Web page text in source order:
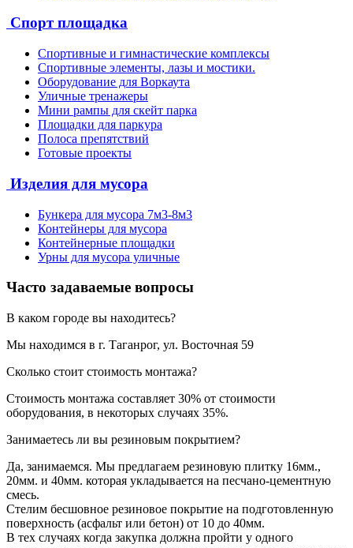
Спорт площадка
Спортивные и гимнастические комплексы
Спортивные элементы, лазы и мостики.
Оборудование для Воркаута
Уличные тренажеры
Мини рампы для скейт парка
Площадки для паркура
Полоса препятствий
Готовые проекты
Изделия для мусора
Бункера для мусора 7м3-8м3
Контейнеры для мусора
Контейнерные площадки
Урны для мусора уличные
Часто задаваемые вопросы
В каком городе вы находитесь?
Мы находимся в г. Таганрог, ул. Восточная 59
Сколько стоит стоимость монтажа?
Стоимость монтажа составляет 30% от стоимости
оборудования, в некоторых случаях 35%.
Занимаетесь ли вы резиновым покрытием?
Да, занимаемся. Мы предлагаем резиновую плитку 16мм.,
20мм. и 40мм. которая укладывается на песчано-цементную
смесь.
Стелим бесшовное резиновое покрытие на подготовленную
поверхность (асфальт или бетон) от 10 до 40мм.
В тех случаях когда закупка должна пройти у одного